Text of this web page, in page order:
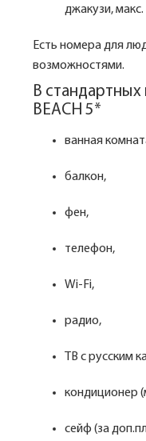
джакузи, макс.
Есть номера для
возможностями.
В
BEACH 5*
ванная
балкон,
фен,
телефон,
Wi-Fi,
радио,
ТВ с русским
кондиционер
сейф (за